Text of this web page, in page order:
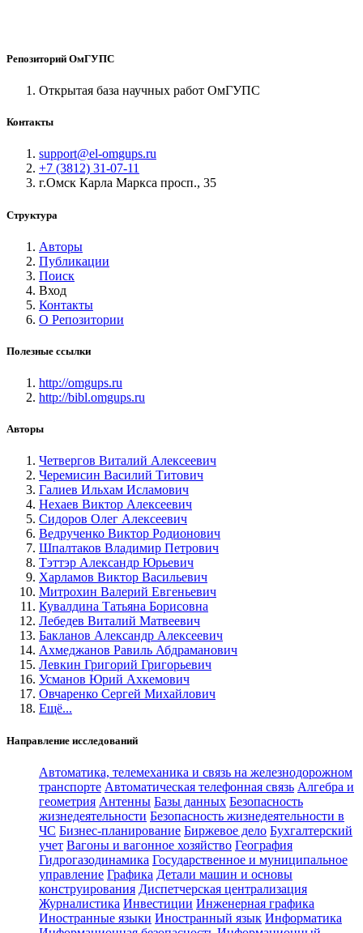
Репозиторий ОмГУПС
Открытая база научных работ ОмГУПС
Контакты
support@el-omgups.ru
+7 (3812) 31-07-11
г.Омск Карла Маркса просп., 35
Структура
Авторы
Публикации
Поиск
Вход
Контакты
О Репозитории
Полезные ссылки
http://omgups.ru
http://bibl.omgups.ru
Авторы
Четвергов Виталий Алексеевич
Черемисин Василий Титович
Галиев Ильхам Исламович
Нехаев Виктор Алексеевич
Сидоров Олег Алексеевич
Ведрученко Виктор Родионович
Шпалтаков Владимир Петрович
Тэттэр Александр Юрьевич
Харламов Виктор Васильевич
Митрохин Валерий Евгеньевич
Кувалдина Татьяна Борисовна
Лебедев Виталий Матвеевич
Бакланов Александр Алексеевич
Ахмеджанов Равиль Абдраманович
Левкин Григорий Григорьевич
Усманов Юрий Ахкемович
Овчаренко Сергей Михайлович
Ещё...
Направление исследований
Автоматика, телемеханика и связь на железнодорожном
транспорте Автоматическая телефонная связь Алгебра и
геометрия Антенны Базы данных Безопасность
жизнедеятельности Безопасность жизнедеятельности в
ЧС Бизнес-планирование Биржевое дело Бухгалтерский
учет Вагоны и вагонное хозяйство География
Гидрогазодинамика Государственное и муниципальное
управление Графика Детали машин и основы
конструирования Диспетчерская централизация
Журналистика Инвестиции Инженерная графика
Иностранные языки Иностранный язык Информатика